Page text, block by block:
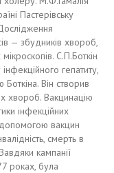
Пастерівську
— збудників хвороб,
С.П.Боткін
гепатиту,
Він створив
хвороб. Вакцинацію
інфекційних
вакцин
смерть в
кампанії
роках, була